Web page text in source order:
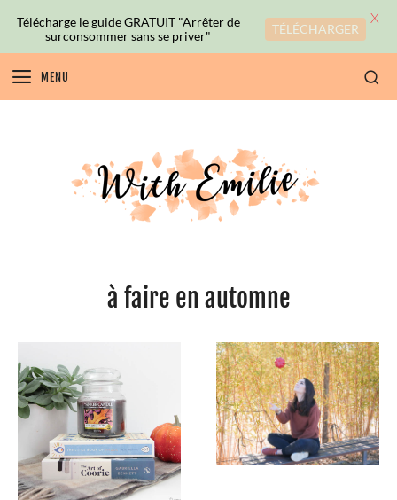
MENU
à faire en automne
Télécharge le guide GRATUIT "Arrêter de
surconsommer sans se priver"
TÉLÉCHARGER
X